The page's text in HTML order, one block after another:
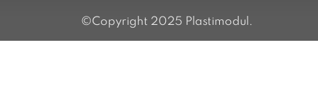
©Copyright 2025 Plastimodul.